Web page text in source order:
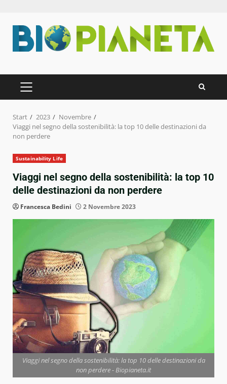
Inhalt
springen
PRIMÄRES
MENÜ
Start 2023
Novembre
Viaggi nel segno della sostenibilità: la top 10 delle destinazioni da
non perdere
Sustainability Life
Viaggi nel segno della sostenibilità: la top 10
delle destinazioni da non perdere
Francesca Bedini 2 Novembre 2023
Viaggi nel segno della sostenibilità: la top 10 delle destinazioni da
non perdere - Biopianeta.it